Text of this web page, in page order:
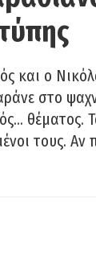
και ο
στο
θέματος.
τους.